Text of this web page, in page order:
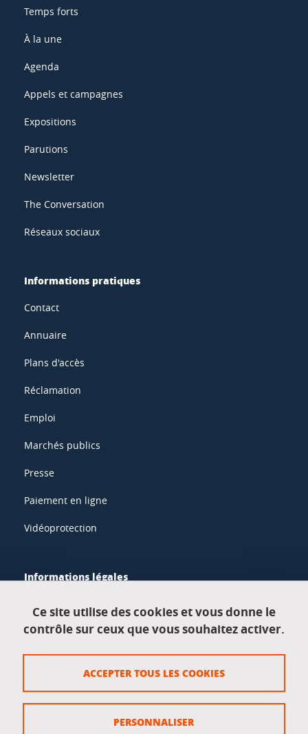
Temps forts
À la une
Agenda
Appels et campagnes
Expositions
Parutions
Newsletter
The Conversation
Réseaux sociaux
Informations pratiques
Contact
Annuaire
Plans d'accès
Réclamation
Emploi
Marchés publics
Presse
Paiement en ligne
Vidéoprotection
Informations légales
Données personnelles
Crédits
Ce site utilise des cookies et vous donne le
contrôle sur ceux que vous souhaitez activer.
ACCEPTER TOUS LES COOKIES
PERSONNALISER